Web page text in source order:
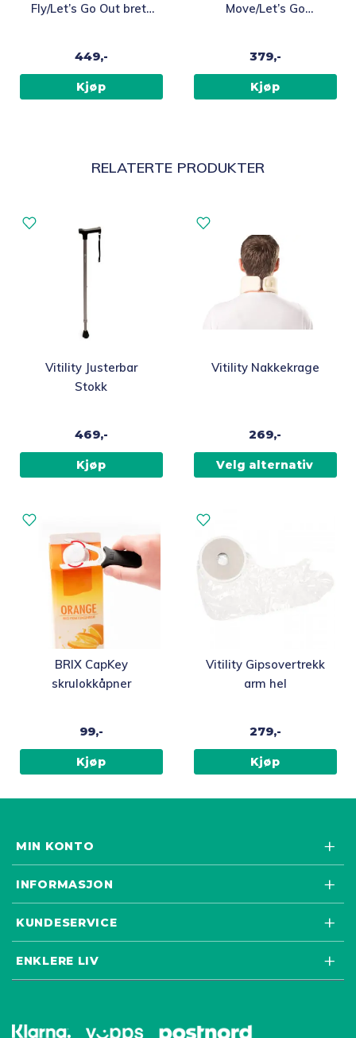
Fly/Let’s Go Out brett
449,-
Kjøp
Move/Let’s Go
379,-
Kjøp
RELATERTE PRODUKTER
Vitility Justerbar
Stokk
469,-
Kjøp
Vitility Nakkekrage
269,-
Velg alternativ
Dette
Alternativene
kan
på
produktsiden
BRIX CapKey
skrulokkåpner
99,-
Kjøp
Vitility Gipsovertrekk
arm hel
279,-
Kjøp
MIN KONTO
INFORMASJON
KUNDESERVICE
ENKLERE LIV